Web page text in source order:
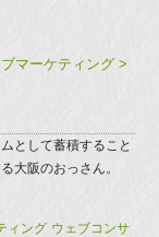
マーケティング >
として蓄積すること
大阪のおっさん。
ィング ウェブコンサ